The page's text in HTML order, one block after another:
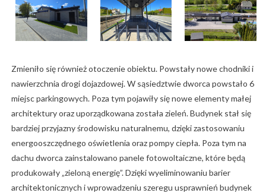
Zmieniło się również otoczenie obiektu. Powstały nowe chodniki i
nawierzchnia drogi dojazdowej. W sąsiedztwie dworca powstało 6
miejsc parkingowych. Poza tym pojawiły się nowe elementy małej
architektury oraz uporządkowana została zieleń. Budynek stał się
bardziej przyjazny środowisku naturalnemu, dzięki zastosowaniu
energooszczędnego oświetlenia oraz pompy ciepła. Poza tym na
dachu dworca zainstalowano panele fotowoltaiczne, które będą
produkowały „zieloną energię”. Dzięki wyeliminowaniu barier
architektonicznych i wprowadzeniu szeregu usprawnień budynek